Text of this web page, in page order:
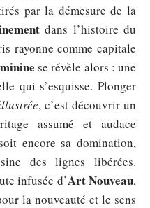
par la démesure de la
dans l’histoire du
rayonne comme capitale
se révèle alors : une
qui s’esquisse. Plonger
, c’est découvrir un
assumé et audace
encore sa domination,
des lignes libérées.
infusée d’Art Nouveau,
la nouveauté et le sens